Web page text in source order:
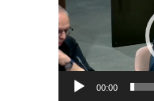
00:00